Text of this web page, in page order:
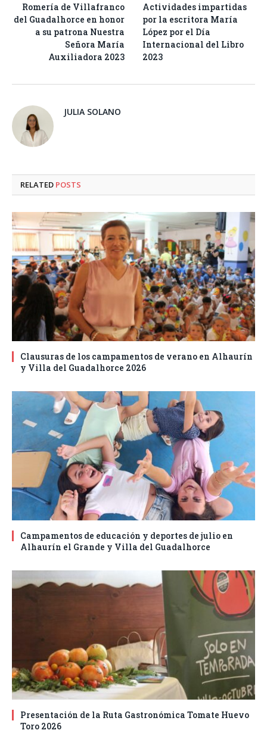
Romería de Villafranco
del Guadalhorce en honor
a su patrona Nuestra
Señora María
Auxiliadora 2023
Actividades impartidas
por la escritora María
López por el Día
Internacional del Libro
2023
JULIA SOLANO
RELATED POSTS
Clausuras de los campamentos de verano en Alhaurín
y Villa del Guadalhorce 2026
Campamentos de educación y deportes de julio en
Alhaurín el Grande y Villa del Guadalhorce
Presentación de la Ruta Gastronómica Tomate Huevo
Toro 2026